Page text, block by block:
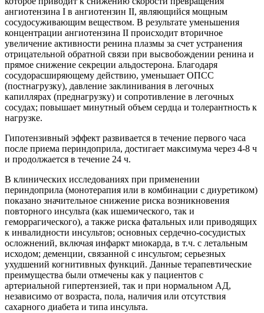
ангиотензина I в ангиотензин II, являющийся мощным
сосудосуживающим веществом. В результате уменьшения
концентрации ангиотензина II происходит вторичное
увеличение активности ренина плазмы за счет устранения
отрицательной обратной связи при высвобождении ренина и
прямое снижение секреции альдостерона. Благодаря
сосудорасширяющему действию, уменьшает ОПСС
(постнагрузку), давление заклинивания в легочных
капиллярах (преднагрузку) и сопротивление в легочных
сосудах; повышает минутный объем сердца и толерантность к
нагрузке.
Гипотензивный эффект развивается в течение первого часа
после приема периндоприла, достигает максимума через 4-8 ч
и продолжается в течение 24 ч.
В клинических исследованиях при применении
периндоприла (монотерапия или в комбинации с диуретиком)
показано значительное снижение риска возникновения
повторного инсульта (как ишемического, так и
геморрагического), а также риска фатальных или приводящих
к инвалидности инсультов; основных сердечно-сосудистых
осложнений, включая инфаркт миокарда, в т.ч. с летальным
исходом; деменции, связанной с инсультом; серьезных
ухудшений когнитивных функций. Данные терапевтические
преимущества были отмечены как у пациентов с
артериальной гипертензией, так и при нормальном АД,
независимо от возраста, пола, наличия или отсутствия
сахарного диабета и типа инсульта.